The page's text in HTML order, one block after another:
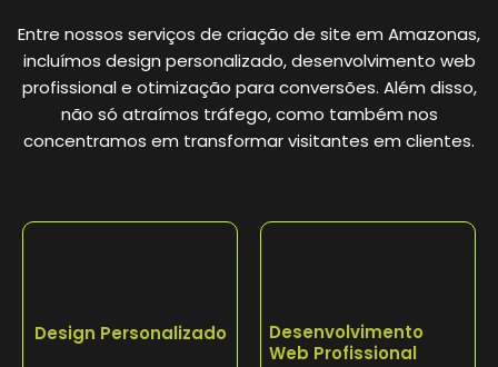
Entre nossos serviços de criação de site em Amazonas,
incluímos design personalizado, desenvolvimento web
profissional e otimização para conversões. Além disso,
não só atraímos tráfego, como também nos
concentramos em transformar visitantes em clientes.
Design Personalizado
Desenvolvimento
Web Profissional